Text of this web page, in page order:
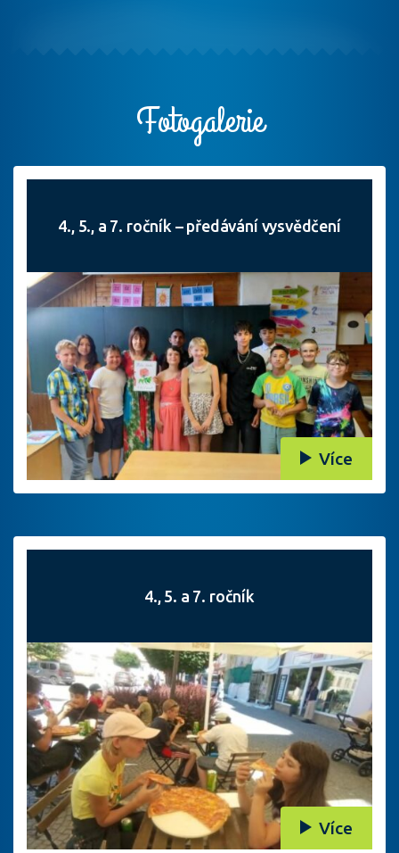
Fotogalerie
4., 5., a 7. ročník – předávání vysvědčení
Více
4., 5. a 7. ročník
Více